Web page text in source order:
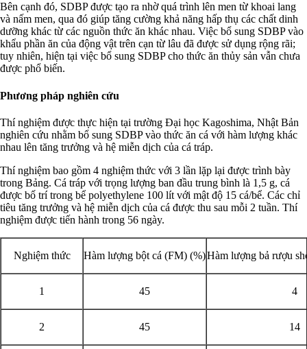
Bên cạnh đó, SDBP được tạo ra nhờ quá trình lên men từ khoai lang
và nấm men, qua đó giúp tăng cường khả năng hấp thụ các chất dinh
dưỡng khác từ các nguồn thức ăn khác nhau. Việc bổ sung SDBP vào
khẩu phần ăn của động vật trên cạn từ lâu đã được sử dụng rộng rãi;
tuy nhiên, hiện tại việc bổ sung SDBP cho thức ăn thủy sản vẫn chưa
được phổ biến.
Phương pháp nghiên cứu
Thí nghiệm được thực hiện tại trường Đại học Kagoshima, Nhật Bản
nghiên cứu nhằm bổ sung SDBP vào thức ăn cá với hàm lượng khác
nhau lên tăng trưởng và hệ miễn dịch của cá tráp.
Thí nghiệm bao gồm 4 nghiệm thức với 3 lần lặp lại được trình bày
trong Bảng. Cá tráp với trọng lượng ban đầu trung bình là 1,5 g, cá
được bố trí trong bể polyethylene 100 lít với mật độ 15 cá/bể. Các chỉ
tiêu tăng trưởng và hệ miễn dịch của cá được thu sau mỗi 2 tuần. Thí
nghiệm được tiến hành trong 56 ngày.
Nghiệm thức Hàm lượng bột cá (FM) (%)Hàm lượng bả rượu
1 45 4
2 45 14